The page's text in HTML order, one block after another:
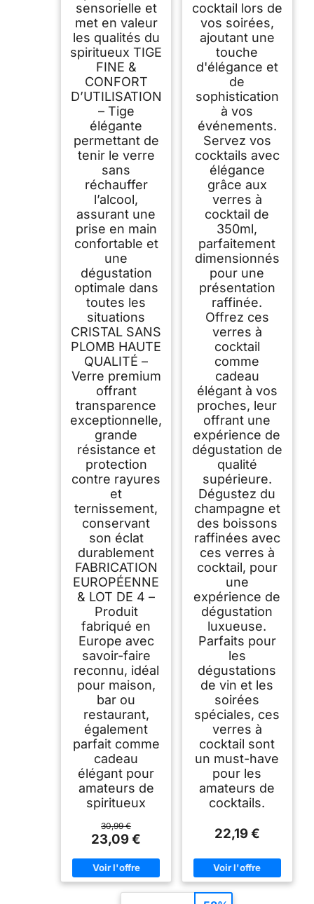
sensorielle et
met en valeur
les qualités du
spiritueux TIGE
FINE &
CONFORT
D’UTILISATION
– Tige
élégante
permettant de
tenir le verre
sans
réchauffer
l’alcool,
assurant une
prise en main
confortable et
une
dégustation
optimale dans
toutes les
situations
CRISTAL SANS
PLOMB HAUTE
QUALITÉ –
Verre premium
offrant
transparence
exceptionnelle,
grande
résistance et
protection
contre rayures
et
ternissement,
conservant
son éclat
durablement
FABRICATION
EUROPÉENNE
& LOT DE 4 –
Produit
fabriqué en
Europe avec
savoir-faire
reconnu, idéal
pour maison,
bar ou
restaurant,
également
parfait comme
cadeau
élégant pour
amateurs de
spiritueux
30,99 €
23,09 €
cocktail lors de
vos soirées,
ajoutant une
touche
d'élégance et
de
sophistication
à vos
événements.
Servez vos
cocktails avec
élégance
grâce aux
verres à
cocktail de
350ml,
parfaitement
dimensionnés
pour une
présentation
raffinée.
Offrez ces
verres à
cocktail
comme
cadeau
élégant à vos
proches, leur
offrant une
expérience de
dégustation de
qualité
supérieure.
Dégustez du
champagne et
des boissons
raffinées avec
ces verres à
cocktail, pour
une
expérience de
dégustation
luxueuse.
Parfaits pour
les
dégustations
de vin et les
soirées
spéciales, ces
verres à
cocktail sont
un must-have
pour les
amateurs de
cocktails.
22,19 €